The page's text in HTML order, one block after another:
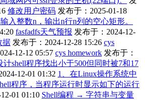
修改用户密码 发布于：2025-01-18
入整数n，输出n行n列的空心矩形。
fasfadfs天气预报 发布于：2024-12-
据 发布于：2024-12-28 15:26 cys
12-12 05:57 cys homework 发布于：
计shell程序找出小于500但同时被7和17
12-01 01:32 1、在Linux操作系统中
程序，当程序运行时显示如下的运行
01 01:10 Shell编程 → 字符串与变量